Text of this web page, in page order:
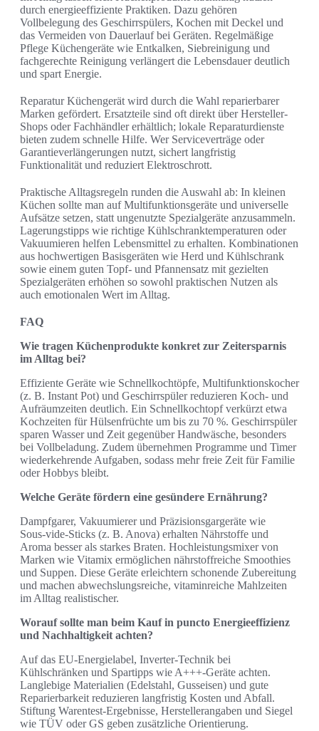
durch energieeffiziente Praktiken. Dazu gehören
Vollbelegung des Geschirrspülers, Kochen mit Deckel und
das Vermeiden von Dauerlauf bei Geräten. Regelmäßige
Pflege Küchengeräte wie Entkalken, Siebreinigung und
fachgerechte Reinigung verlängert die Lebensdauer deutlich
und spart Energie.
Reparatur Küchengerät wird durch die Wahl reparierbarer
Marken gefördert. Ersatzteile sind oft direkt über Hersteller-
Shops oder Fachhändler erhältlich; lokale Reparaturdienste
bieten zudem schnelle Hilfe. Wer Serviceverträge oder
Garantieverlängerungen nutzt, sichert langfristig
Funktionalität und reduziert Elektroschrott.
Praktische Alltagsregeln runden die Auswahl ab: In kleinen
Küchen sollte man auf Multifunktionsgeräte und universelle
Aufsätze setzen, statt ungenutzte Spezialgeräte anzusammeln.
Lagerungstipps wie richtige Kühlschranktemperaturen oder
Vakuumieren helfen Lebensmittel zu erhalten. Kombinationen
aus hochwertigen Basisgeräten wie Herd und Kühlschrank
sowie einem guten Topf- und Pfannensatz mit gezielten
Spezialgeräten erhöhen so sowohl praktischen Nutzen als
auch emotionalen Wert im Alltag.
FAQ
Wie tragen Küchenprodukte konkret zur Zeitersparnis
im Alltag bei?
Effiziente Geräte wie Schnellkochtöpfe, Multifunktionskocher
(z. B. Instant Pot) und Geschirrspüler reduzieren Koch‑ und
Aufräumzeiten deutlich. Ein Schnellkochtopf verkürzt etwa
Kochzeiten für Hülsenfrüchte um bis zu 70 %. Geschirrspüler
sparen Wasser und Zeit gegenüber Handwäsche, besonders
bei Vollbeladung. Zudem übernehmen Programme und Timer
wiederkehrende Aufgaben, sodass mehr freie Zeit für Familie
oder Hobbys bleibt.
Welche Geräte fördern eine gesündere Ernährung?
Dampfgarer, Vakuumierer und Präzisionsgargeräte wie
Sous‑vide‑Sticks (z. B. Anova) erhalten Nährstoffe und
Aroma besser als starkes Braten. Hochleistungsmixer von
Marken wie Vitamix ermöglichen nährstoffreiche Smoothies
und Suppen. Diese Geräte erleichtern schonende Zubereitung
und machen abwechslungsreiche, vitaminreiche Mahlzeiten
im Alltag realistischer.
Worauf sollte man beim Kauf in puncto Energieeffizienz
und Nachhaltigkeit achten?
Auf das EU‑Energielabel, Inverter‑Technik bei
Kühlschränken und Spartipps wie A+++‑Geräte achten.
Langlebige Materialien (Edelstahl, Gusseisen) und gute
Reparierbarkeit reduzieren langfristig Kosten und Abfall.
Stiftung Warentest‑Ergebnisse, Herstellerangaben und Siegel
wie TÜV oder GS geben zusätzliche Orientierung.